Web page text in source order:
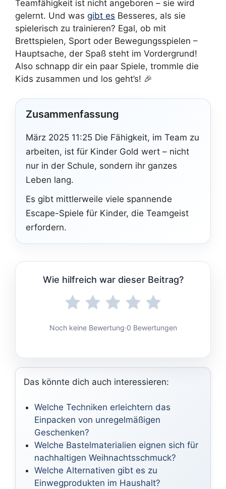
Teamfähigkeit ist nicht angeboren – sie wird
gelernt. Und was gibt es Besseres, als sie
spielerisch zu trainieren? Egal, ob mit
Brettspielen, Sport oder Bewegungsspielen –
Hauptsache, der Spaß steht im Vordergrund!
Also schnapp dir ein paar Spiele, trommle die
Kids zusammen und los geht’s! 🎉
Zusammenfassung
März 2025 11:25 Die Fähigkeit, im Team zu
arbeiten, ist für Kinder Gold wert – nicht
nur in der Schule, sondern ihr ganzes
Leben lang.
Es gibt mittlerweile viele spannende
Escape-Spiele für Kinder, die Teamgeist
erfordern.
Wie hilfreich war dieser Beitrag?
Noch keine Bewertung·0 Bewertungen
Das könnte dich auch interessieren:
Welche Techniken erleichtern das
Einpacken von unregelmäßigen
Geschenken?
Welche Bastelmaterialien eignen sich für
nachhaltigen Weihnachtsschmuck?
Welche Alternativen gibt es zu
Einwegprodukten im Haushalt?